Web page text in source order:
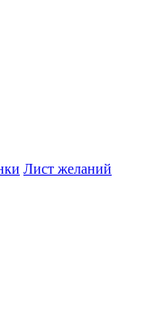
Лист желаний